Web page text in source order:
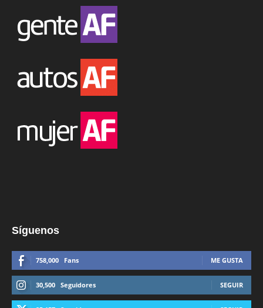
Síguenos
758,000 Fans ME GUSTA
30,500 Seguidores SEGUIR